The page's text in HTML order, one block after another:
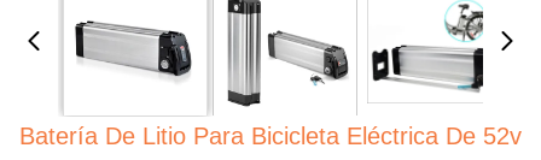
Batería De Litio Para Bicicleta Eléctrica De 52v